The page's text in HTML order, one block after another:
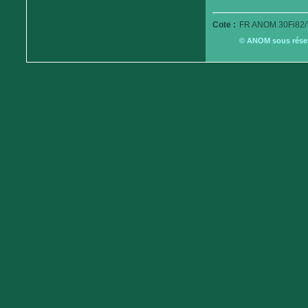
Cote : FR ANOM
© ANOM sous